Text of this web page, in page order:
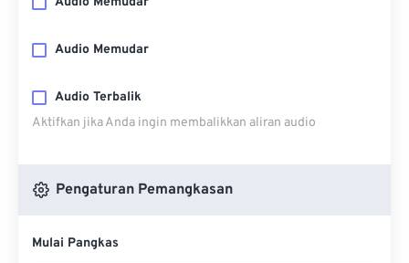
Audio Memudar
Audio Terbalik
Aktifkan jika Anda ingin membalikkan aliran audio
Pengaturan Pemangkasan
Mulai Pangkas